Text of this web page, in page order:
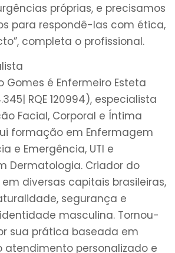
próprias, e precisamos
para respondê-las com ética,
completa o profissional.
Gomes é Enfermeiro Esteta
RQE 120994), especialista
Facial, Corporal e Íntima
formação em Enfermagem
e Emergência, UTI e
Dermatologia. Criador do
diversas capitais brasileiras,
segurança e
masculina. Tornou-
sua prática baseada em
atendimento personalizado e